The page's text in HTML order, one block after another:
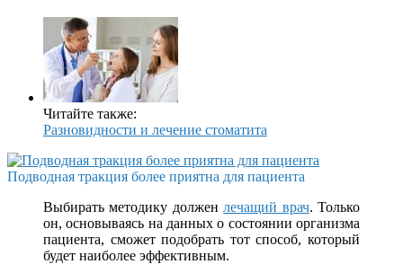
Читайте также:
Разновидности и лечение стоматита
Подводная тракция более приятна для пациента
Выбирать методику долженлечащий врач. Только
он, основываясь на данных о состоянии организма
пациента, сможет подобрать тот способ, который
будет наиболее эффективным.